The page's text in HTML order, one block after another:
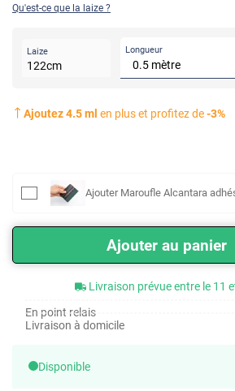
Qu'est-ce que la laize ?
Laize
122cm
Longueur
Ajoutez4.5ml en plus et profitez de-3%
Ajouter Maroufle Alcantara
Ajouter au panier
Livraison prévue entre le 11
En point relais
Livraison à domicile
Disponible